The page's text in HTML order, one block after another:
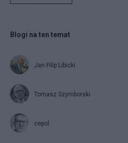
Blogi na ten temat
Jan Filip Libicki
Tomasz Szymborski
cepol